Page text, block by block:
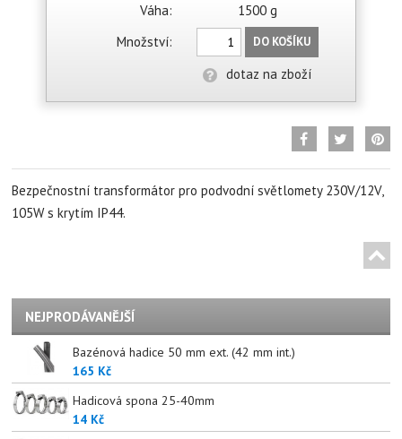
Váha:
1500 g
Množství:
DO KOŠÍKU
dotaz na zboží
Bezpečnostní transformátor pro podvodní světlomety 230V/12V,
105W s krytím IP44.
NEJPRODÁVANĚJŠÍ
Bazénová hadice 50 mm ext. (42 mm int.)
165 Kč
Hadicová spona 25-40mm
14 Kč